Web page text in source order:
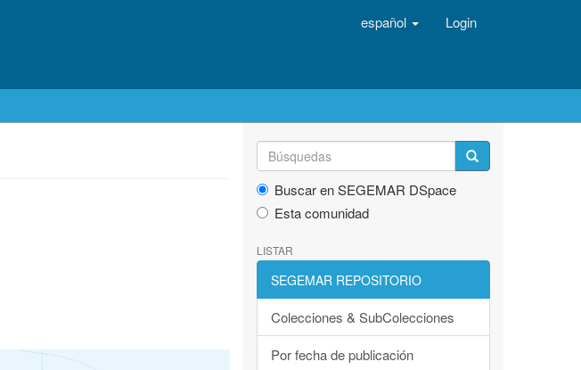
español Login
Buscar en SEGEMAR DSpace
Esta comunidad
LISTAR
SEGEMAR REPOSITORIO
Colecciones & SubColecciones
Por fecha de publicación